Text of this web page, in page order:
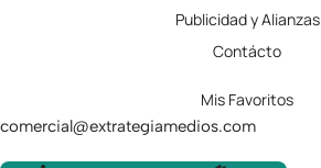
Publicidad y Alianzas
Contácto
Mis Favoritos
comercial@extrategiamedios.com